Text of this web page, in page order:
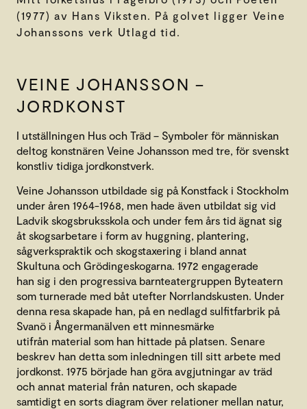
(1977) av Hans Viksten. På golvet ligger Veine
Johanssons verk Utlagd tid.
VEINE JOHANSSON –
JORDKONST
I utställningen Hus och Träd – Symboler för människan
deltog konstnären Veine Johansson med tre, för svenskt
konstliv tidiga jordkonstverk.
Veine Johansson utbildade sig på Konstfack i Stockholm
under åren 1964-1968, men hade även utbildat sig vid
Ladvik skogsbruksskola och under fem års tid ägnat sig
åt skogsarbetare i form av huggning, plantering,
sågverkspraktik och skogstaxering i bland annat
Skultuna och Grödingeskogarna. 1972 engagerade
han sig i den progressiva barnteatergruppen Byteatern
som turnerade med båt utefter Norrlandskusten. Under
denna resa skapade han, på en nedlagd sulfitfarbrik på
Svanö i Ångermanälven ett minnesmärke
utifrån material som han hittade på platsen. Senare
beskrev han detta som inledningen till sitt arbete med
jordkonst. 1975 började han göra avgjutningar av träd
och annat material från naturen, och skapade
samtidigt en sorts diagram över relationer mellan natur,